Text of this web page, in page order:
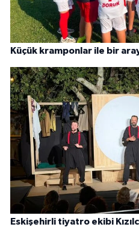
Küçük kramponlar ile bir
Eskişehirli tiyatro ekibi